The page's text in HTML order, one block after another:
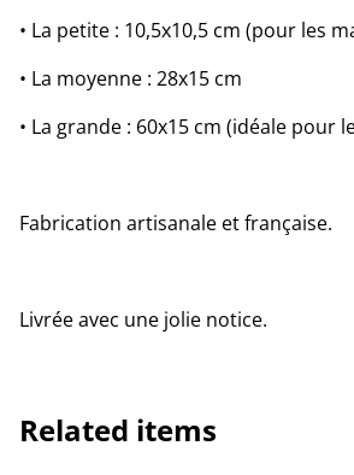
• La petite : 10,5x10,5 cm (pour les
• La moyenne : 28x15 cm
• La grande : 60x15 cm (idéale pour
Fabrication artisanale et française.
Livrée avec une jolie notice.
Related items